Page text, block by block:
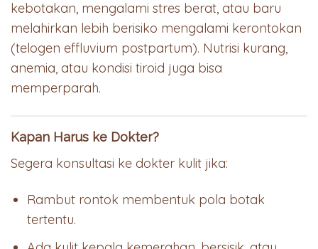
kebotakan, mengalami stres berat, atau baru
melahirkan lebih berisiko mengalami kerontokan
(telogen effluvium postpartum). Nutrisi kurang,
anemia, atau kondisi tiroid juga bisa
memperparah.
Kapan Harus ke Dokter?
Segera konsultasi ke dokter kulit jika:
Rambut rontok membentuk pola botak
tertentu.